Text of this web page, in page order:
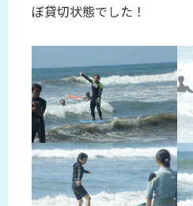
ぼ貸切状態でした！